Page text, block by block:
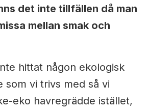
det inte tillfällen då man
mellan smak och
hittat någon ekologisk
som vi trivs med så vi
eko havregrädde istället,